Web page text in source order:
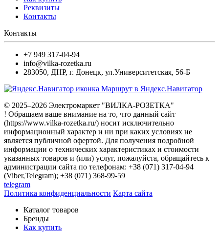
Реквизиты
Контакты
Контакты
+7 949 317-04-94
info@vilka-rozetka.ru
283050, ДНР, г. Донецк, ул.Университетская, 56-Б
Маршрут в Яндекс.Навигатор
© 2025–2026 Электромаркет "ВИЛКА-РОЗЕТКА"
! Обращаем ваше внимание на то, что данный сайт
(https://www.vilka-rozetka.ru/) носит исключительно
информационный характер и ни при каких условиях не
является публичной офертой. Для получения подробной
информации о технических характеристиках и стоимости
указанных товаров и (или) услуг, пожалуйста, обращайтесь к
администрации сайта по телефонам: +38 (071) 317-04-94
(Viber,Telegram); +38 (071) 368-99-59
telegram
Политика конфиденциальности Карта сайта
Каталог товаров
Бренды
Как купить